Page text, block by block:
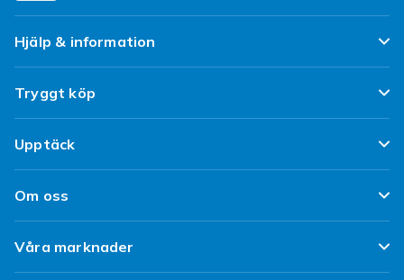
Hjälp & information
Vanliga frågor
Spåra paket
Ångra & Returnera här
Leverans
Tryggt köp
Nöjd kund-löfte
Kundrecensioner
Begagnat / Refurbished
Upptäck
Populära kategorier
Designa egna kläder
Om oss
Om Fyndiq
Klimatarbete
Våra marknader